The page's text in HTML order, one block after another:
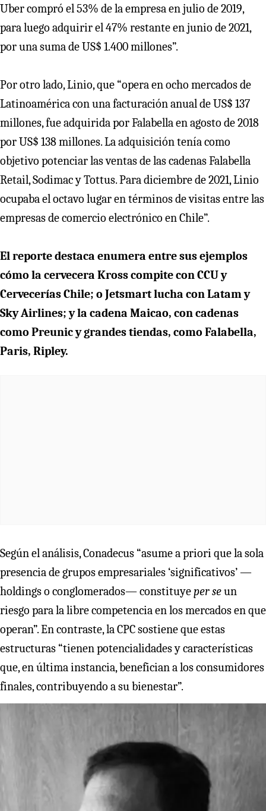
Uber compró el 53% de la empresa en julio de 2019,
para luego adquirir el 47% restante en junio de 2021,
por una suma de US$ 1.400 millones”.
Por otro lado, Linio, que “opera en ocho mercados de
Latinoamérica con una facturación anual de US$ 137
millones, fue adquirida por Falabella en agosto de 2018
por US$ 138 millones. La adquisición tenía como
objetivo potenciar las ventas de las cadenas Falabella
Retail, Sodimac y Tottus. Para diciembre de 2021, Linio
ocupaba el octavo lugar en términos de visitas entre las
empresas de comercio electrónico en Chile”.
El reporte destaca enumera entre sus ejemplos
cómo la cervecera Kross compite con CCU y
Cervecerías Chile; o Jetsmart lucha con Latam y
Sky Airlines; y la cadena Maicao, con cadenas
como Preunic y grandes tiendas, como Falabella,
Paris, Ripley.
Según el análisis, Conadecus “asume a priori que la sola
presencia de grupos empresariales ‘significativos’ —
holdings o conglomerados— constituyeper seun
riesgo para la libre competencia en los mercados en que
operan”. En contraste, la CPC sostiene que estas
estructuras “tienen potencialidades y características
que, en última instancia, benefician a los consumidores
finales, contribuyendo a su bienestar”.